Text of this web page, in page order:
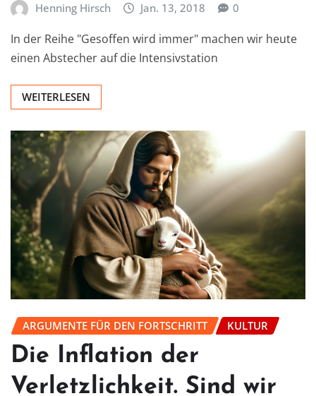
Henning Hirsch Jan. 13, 2018 0
In der Reihe "Gesoffen wird immer" machen wir heute
einen Abstecher auf die Intensivstation
WEITERLESEN
ARGUMENTE FÜR DEN FORTSCHRITT KULTUR
Die Inflation der
Verletzlichkeit. Sind wir